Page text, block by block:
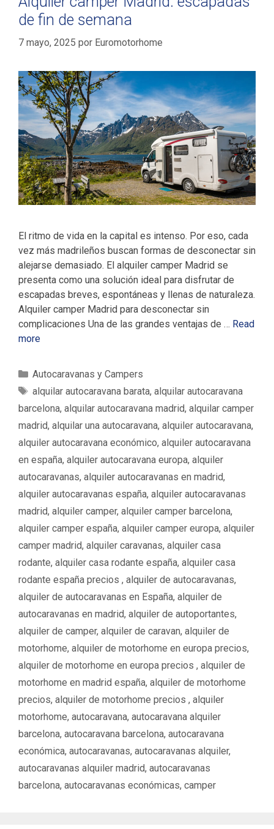
de fin de semana
7 mayo, 2025 por Euromotorhome
El ritmo de vida en la capital es intenso. Por eso, cada
vez más madrileños buscan formas de desconectar sin
alejarse demasiado. El alquiler camper Madrid se
presenta como una solución ideal para disfrutar de
escapadas breves, espontáneas y llenas de naturaleza.
Alquiler camper Madrid para desconectar sin
complicaciones Una de las grandes ventajas de … Read
more
C
a
g
o
r
í
a
s
Autocaravanas y Campers
E
t
u
e
t
a
s
alquilar autocaravana barata, alquilar autocaravana
barcelona, alquilar autocaravana madrid, alquilar camper
madrid, alquilar una autocaravana, alquiler autocaravana,
alquiler autocaravana económico, alquiler autocaravana
en españa, alquiler autocaravana europa, alquiler
autocaravanas, alquiler autocaravanas en madrid,
alquiler autocaravanas españa, alquiler autocaravanas
madrid, alquiler camper, alquiler camper barcelona,
alquiler camper españa, alquiler camper europa, alquiler
camper madrid, alquiler caravanas, alquiler casa
rodante, alquiler casa rodante españa, alquiler casa
rodante españa precios ‌‌ , alquiler de autocaravanas,
alquiler de autocaravanas en España, alquiler de
autocaravanas en madrid, alquiler de autoportantes,
alquiler de camper, alquiler de caravan, alquiler de
motorhome, alquiler de motorhome en europa precios,
alquiler de motorhome en europa precios ‌ , alquiler de
motorhome en madrid españa, alquiler de motorhome
precios, alquiler de motorhome precios ‌ , alquiler
motorhome, autocaravana, autocaravana alquiler
barcelona, autocaravana barcelona, autocaravana
económica, autocaravanas, autocaravanas alquiler,
autocaravanas alquiler madrid, autocaravanas
barcelona, autocaravanas económicas, camper